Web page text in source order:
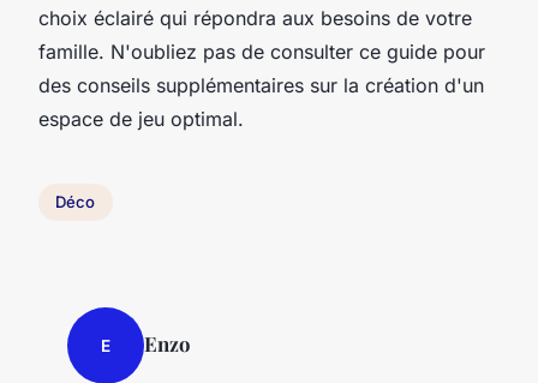
choix éclairé qui répondra aux besoins de votre
famille. N'oubliez pas de consulter ce guide pour
des conseils supplémentaires sur la création d'un
espace de jeu optimal.
Déco
E Enzo